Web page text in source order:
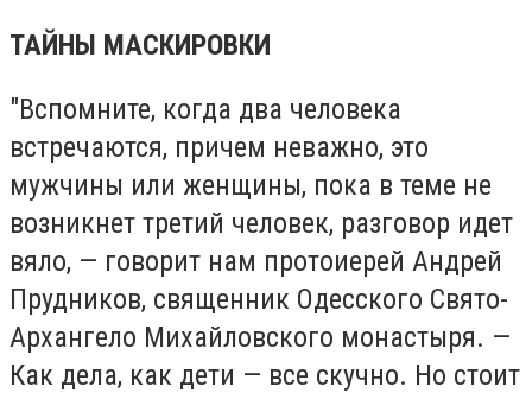
ТАЙНЫ МАСКИРОВКИ
"Вспомните, когда два человека
встречаются, причем неважно, это
мужчины или женщины, пока в теме не
возникнет третий человек, разговор идет
вяло, — говорит нам протоиерей Андрей
Прудников, священник Одесского Свято-
Архангело Михайловского монастыря. —
Как дела, как дети — все скучно. Но стоит